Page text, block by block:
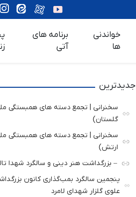
خواندنی
ها
برنامه های
آتی
جدیدترین
سخنرانی | تجمع دسته های همبستگی
گلستان)
سخنرانی | تجمع دسته های همبستگی
ارتش)
– بزرگداشت هنر دینی و سالگرد شهدا
پنجمین سالگرد بمب‌گذاری کانون
علوی گلزار شهدای لامرد